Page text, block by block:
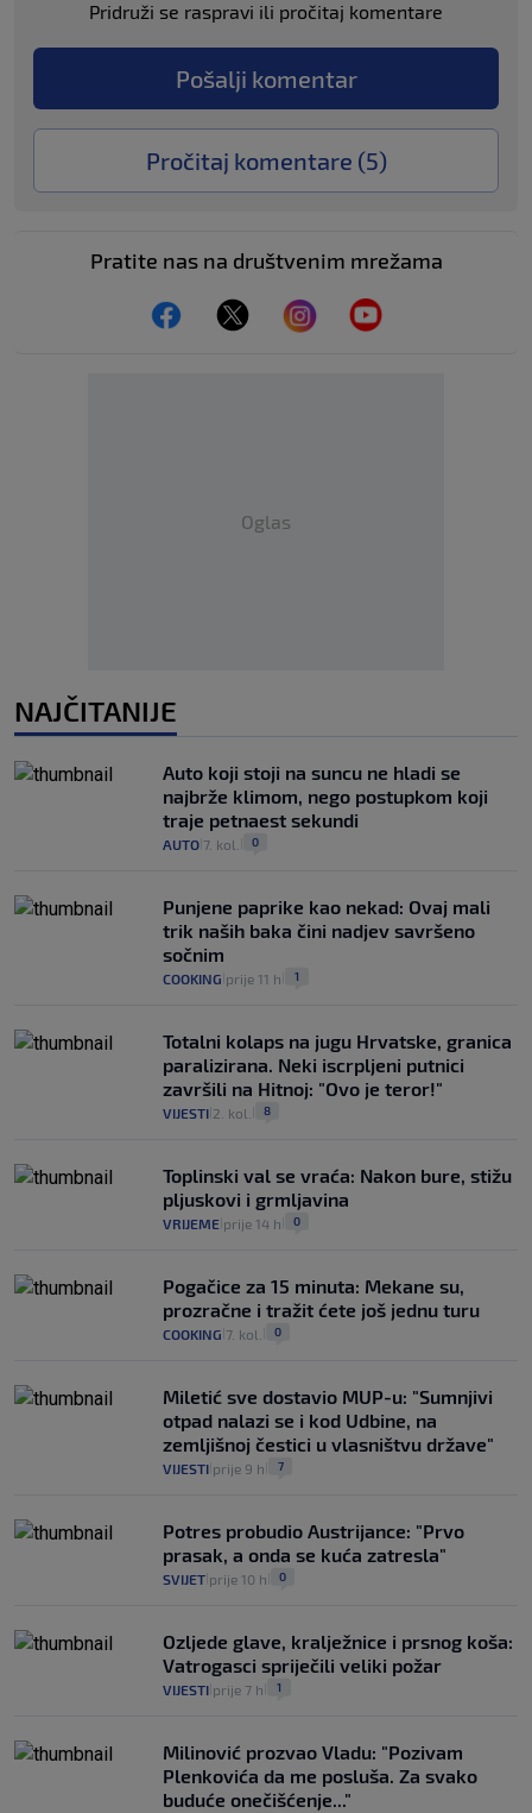
Pridruži se raspravi ili pročitaj komentare
Pošalji komentar
Pročitaj komentare (5)
Pratite nas na društvenim mrežama
Oglas
NAJČITANIJE
Auto koji stoji na suncu ne hladi se
najbrže klimom, nego postupkom koji
traje petnaest sekundi
AUTO 7. kol. 0
Punjene paprike kao nekad: Ovaj mali
trik naših baka čini nadjev savršeno
sočnim
COOKING prije 11 h 1
Totalni kolaps na jugu Hrvatske, granica
paralizirana. Neki iscrpljeni putnici
završili na Hitnoj: "Ovo je teror!"
VIJESTI 2. kol. 8
Toplinski val se vraća: Nakon bure, stižu
pljuskovi i grmljavina
VRIJEME prije 14 h 0
Pogačice za 15 minuta: Mekane su,
prozračne i tražit ćete još jednu turu
COOKING 7. kol. 0
Miletić sve dostavio MUP-u: "Sumnjivi
otpad nalazi se i kod Udbine, na
zemljišnoj čestici u vlasništvu države"
VIJESTI prije 9 h 7
Potres probudio Austrijance: "Prvo
prasak, a onda se kuća zatresla"
SVIJET prije 10 h 0
Ozljede glave, kralježnice i prsnog koša:
Vatrogasci spriječili veliki požar
VIJESTI prije 7 h 1
Milinović prozvao Vladu: "Pozivam
Plenkovića da me posluša. Za svako
buduće onečišćenje..."